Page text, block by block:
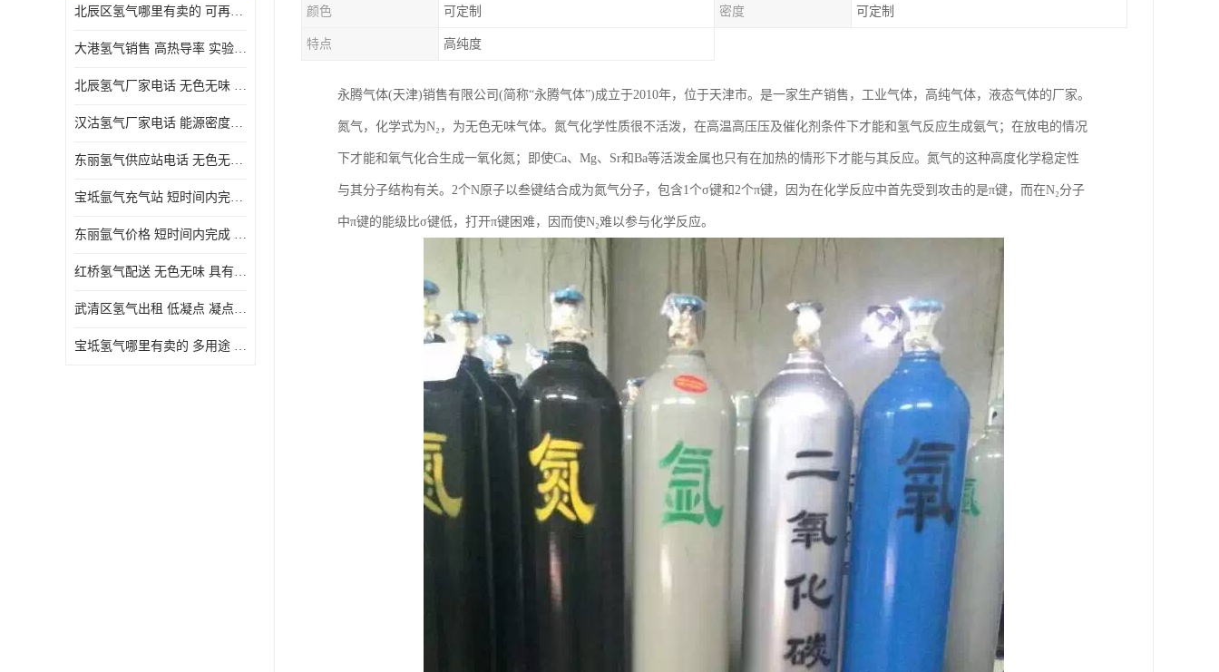
北辰区氢气哪里有卖的 可再生 实验室应用
大港氢气销售 高热导率 实验室应用
北辰氢气厂家电话 无色无味 凝点为-259
汉沽氢气厂家电话 能源密度高 储存和传输便利
东丽氢气供应站电话 无色无味 储存和传输便利
宝坻氩气充气站 短时间内完成 人员经过培训
东丽氩气价格 短时间内完成 物流管理优良
红桥氢气配送 无色无味 具有较低的密度
武清区氢气出租 低凝点 凝点为-259
宝坻氢气哪里有卖的 多用途 可以在空气中上升
颜色 可定制 密度 可定制
特点 高纯度
永腾气体(天津)销售有限公司(简称“永腾气体”)成立于2010年，位于天津市。是一家生产销售，工业气体，高纯气体，液态气体的厂家。
氮气，化学式为N₂，为无色无味气体。氮气化学性质很不活泼，在高温高压压及催化剂条件下才能和氢气反应生成氨气；在放电的情况
下才能和氧气化合生成一氧化氮；即使Ca、Mg、Sr和Ba等活泼金属也只有在加热的情形下才能与其反应。氮气的这种高度化学稳定性
与其分子结构有关。2个N原子以叁键结合成为氮气分子，包含1个σ键和2个π键，因为在化学反应中首先受到攻击的是π键，而在N₂分子
中π键的能级比σ键低，打开π键困难，因而使N₂难以参与化学反应。